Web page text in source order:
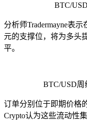
BTC/
分析师Tradermayne表
元的支撑位，将为多头
平。
BTC/USD周
订单分别位于即期价格
Crypto认为这些流动性